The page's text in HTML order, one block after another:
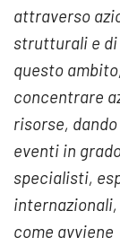
attraverso
strutturali e di
questo
concentrare
risorse,
eventi in
specialisti,
internazionali,
come avviene